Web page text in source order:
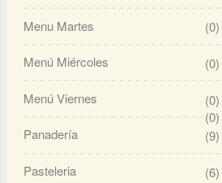
Menu Martes (0)
Menú Miércoles (0)
Menú Viernes
(0)
(0)
Panadería
(9)
Pasteleria (6)